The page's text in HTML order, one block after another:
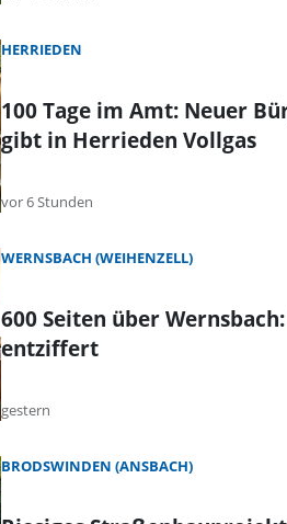
HERRIEDEN
100 Tage im Amt: Neuer
gibt in Herrieden Vollgas
vor 6 Stunden
WERNSBACH (WEIHENZELL)
600 Seiten über
entziffert
gestern
BRODSWINDEN (ANSBACH)